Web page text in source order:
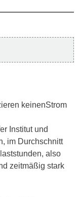
keinenStrom
Institut und
im Durchschnitt
also
zeitmäßig stark